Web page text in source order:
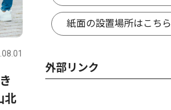
北
紙面の設置場所はこちら
外部リンク